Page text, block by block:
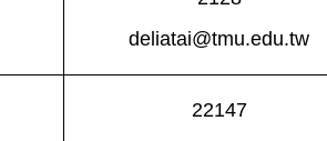
deliatai@tmu.edu.tw
22147